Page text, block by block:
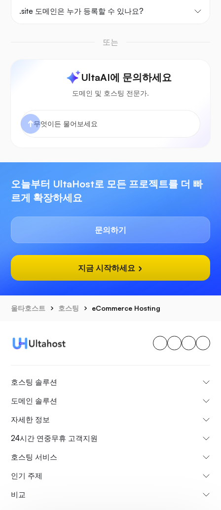
.site 도메인은 누가 등록할 수 있나요?
또는
UltaAI에 문의하세요
도메인 및 호스팅 전문가.
오늘부터 UltaHost로 모든 프로젝트를 더 빠
르게 확장하세요
문의하기
지금 시작하세요
울타호스트 호스팅 eCommerce Hosting
호스팅 솔루션
도메인 솔루션
자세한 정보
24시간 연중무휴 고객지원
호스팅 서비스
인기 주제
비교